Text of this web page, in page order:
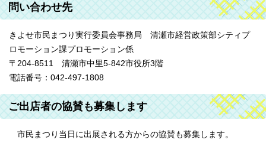
問い合わせ先
きよせ市民まつり実行委員会事務局 清瀬市経営政策部シティプ
ロモーション課プロモーション係
〒204-8511 清瀬市中里5-842市役所3階
電話番号：042-497-1808
ご出店者の協賛も募集します
市民まつり当日に出展される方からの協賛も募集します。